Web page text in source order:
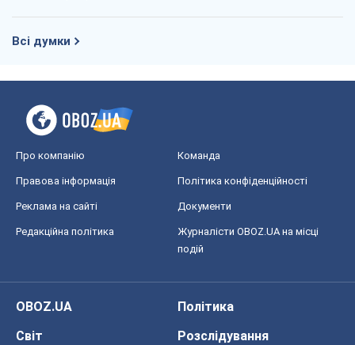
Всі думки
Про компанію Команда
Правова інформація Політика конфіденційності
Реклама на сайті Документи
Редакційна політика
Журналісти OBOZ.UA на місці
подій
OBOZ.UA
Політика
Світ
Розслідування